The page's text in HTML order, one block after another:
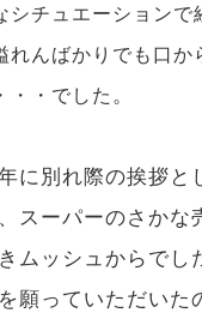
シチュエーションで
れんばかりでも口か
・・でした。
に別れ際の挨拶と
スーパーのさかな
ムッシュからでし
願っていただいた